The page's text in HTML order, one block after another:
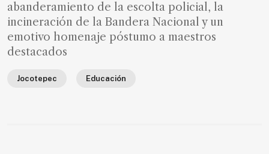
abanderamiento de la escolta policial, la
incineración de la Bandera Nacional y un
emotivo homenaje póstumo a maestros
destacados
Jocotepec Educación